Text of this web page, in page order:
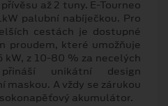
až 2 tuny. E-Tourneo
palubní nabíječkou. Pro
cestách je dostupné
proudem, které umožňuje
kW, z 10-80 % za necelých
unikátní design
maskou. A vždy se zárukou
akumulátor.